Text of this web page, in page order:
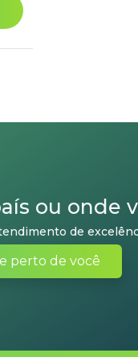
ou onde
de
perto de você